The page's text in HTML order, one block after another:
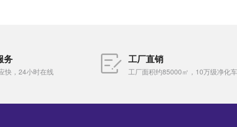
务
快，24小时在线
工厂直销
工厂面积约85000㎡，10万级净化